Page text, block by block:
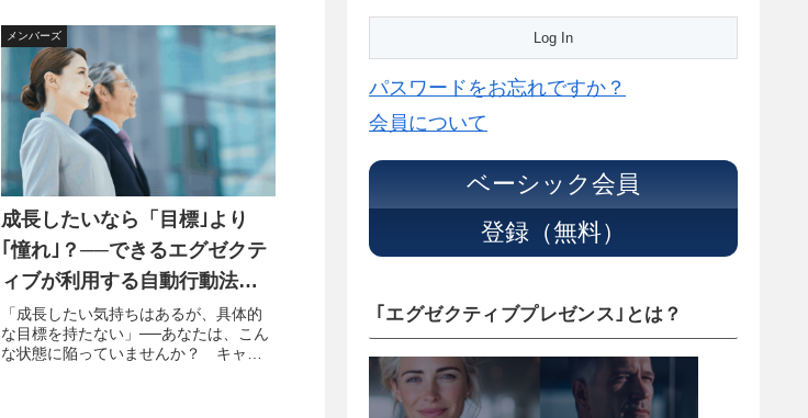
着方まで間違えていました。その写真
は海外でも多く取り上げられ、どちら
かといえば揶揄されるトーンで世界に
紹...
メンバーズ
成長したいなら「目標｣より
｢憧れ｣？──できるエグゼクテ
ィブが利用する自動行動法と
は
「成長したい気持ちはあるが、具体的
な目標を持たない」──あなたは、こん
な状態に陥っていませんか？ キャリ
パスワードをお忘れですか？
会員について
ベーシック会員
登録（無料）
｢エグゼクティブプレゼンス｣とは？